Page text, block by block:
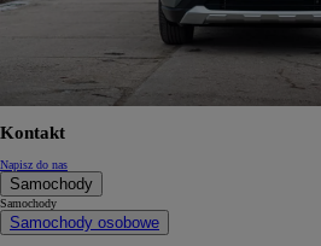
Kontakt
Napisz do nas
Samochody
Samochody
Samochody osobowe